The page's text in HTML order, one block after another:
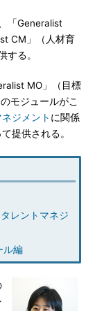
「Generalist
CM」（人材育
する。
MO」（目標
モジュールがこ
ジメント に関係
提供される。
レントマネジ
ル編